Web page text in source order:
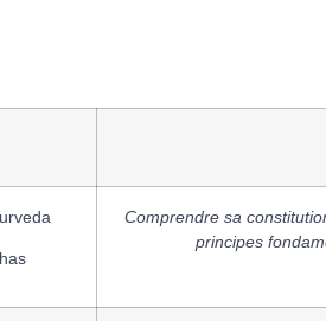
Comprendre sa
principes